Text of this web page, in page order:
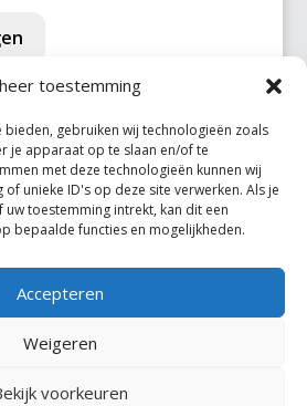
toestemming
gebruiken wij technologieën zoals
je apparaat op te slaan en/of te
met deze technologieën kunnen wij
unieke ID's op deze site verwerken. Als je
toestemming intrekt, kan dit een
bepaalde functies en mogelijkheden.
Accepteren
Weigeren
voorkeuren